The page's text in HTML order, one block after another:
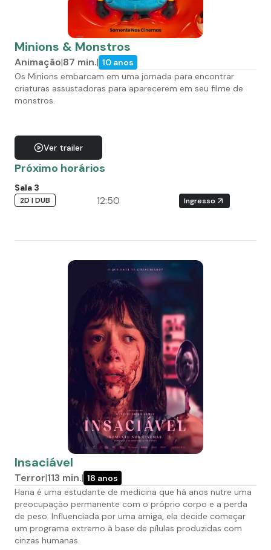
Minions & Monstros
Animação|87 min.| 10 anos
Os Minions embarcam em uma jornada para encontrar
criaturas assustadoras para aparecerem em seu filme de
monstros.
Ver trailer
Próximo horários
Sala 3
2D | DUB 12:50 Ingresso
Insaciável
Terror|113 min.| 18 anos
Hana é uma estudante de medicina que há anos nutre uma
preocupação permanente com o próprio corpo e a perda
de peso. Influenciada por uma amiga, ela decide começar
um programa extremo à base de pílulas produzidas com
cinzas humanas.